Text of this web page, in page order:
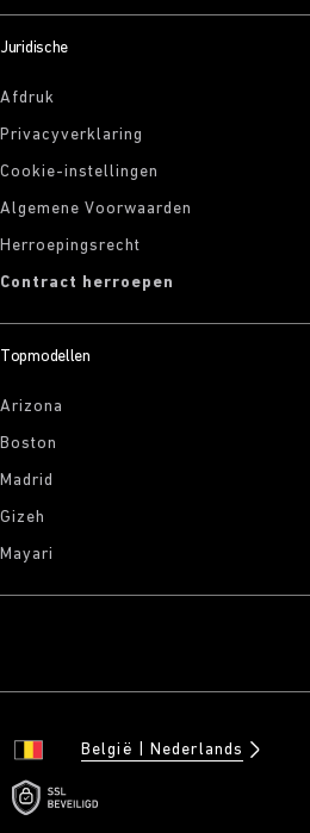
Juridische
Afdruk
Privacyverklaring
Cookie-instellingen
Algemene Voorwaarden
Herroepingsrecht
Contract herroepen
Topmodellen
Arizona
Boston
Madrid
Gizeh
Mayari
België Nederlands